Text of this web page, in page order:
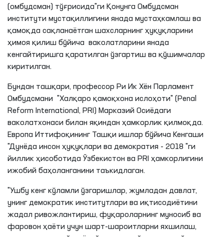
(омбудсман) тўғрисида"ги Қонунга Омбудсман
институти мустақиллигини янада мустаҳкамлаш ва
қамоқда сақланаётган шахсларнинг ҳуқуқларини
ҳимоя қилиш бўйича ваколатларини янада
кенгайтиришга қаратилган ўзгартиш ва қўшимчалар
киритилган.
Бундан ташқари, профессор Ри Ик Хён Парламент
Омбудсмани "Халқаро қамоқхона ислоҳоти" (Penal
Reform International, PRI) Марказий Осиёдаги
ваколатхонаси билан яқиндан ҳамкорлик қилмоқда.
Европа Иттифоқининг Ташқи ишлар бўйича Кенгаши
"Дунёда инсон ҳуқуқлари ва демократия - 2018 "ги
йиллик ҳисоботида Ўзбекистон ва PRI ҳамкорлигини
ижобий баҳоланганини таъкидлаган.
"Ушбу кенг кўламли ўзгаришлар, жумладан давлат,
унинг демократик институтлари ва иқтисодиётини
жадал ривожлантириш, фуқароларнинг муносиб ва
фаровон ҳаёти учун шарт-шароитларни яхшилаш,